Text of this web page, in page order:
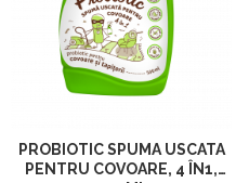
PROBIOTIC SPUMA USCATA
PENTRU COVOARE, 4 ÎN1,